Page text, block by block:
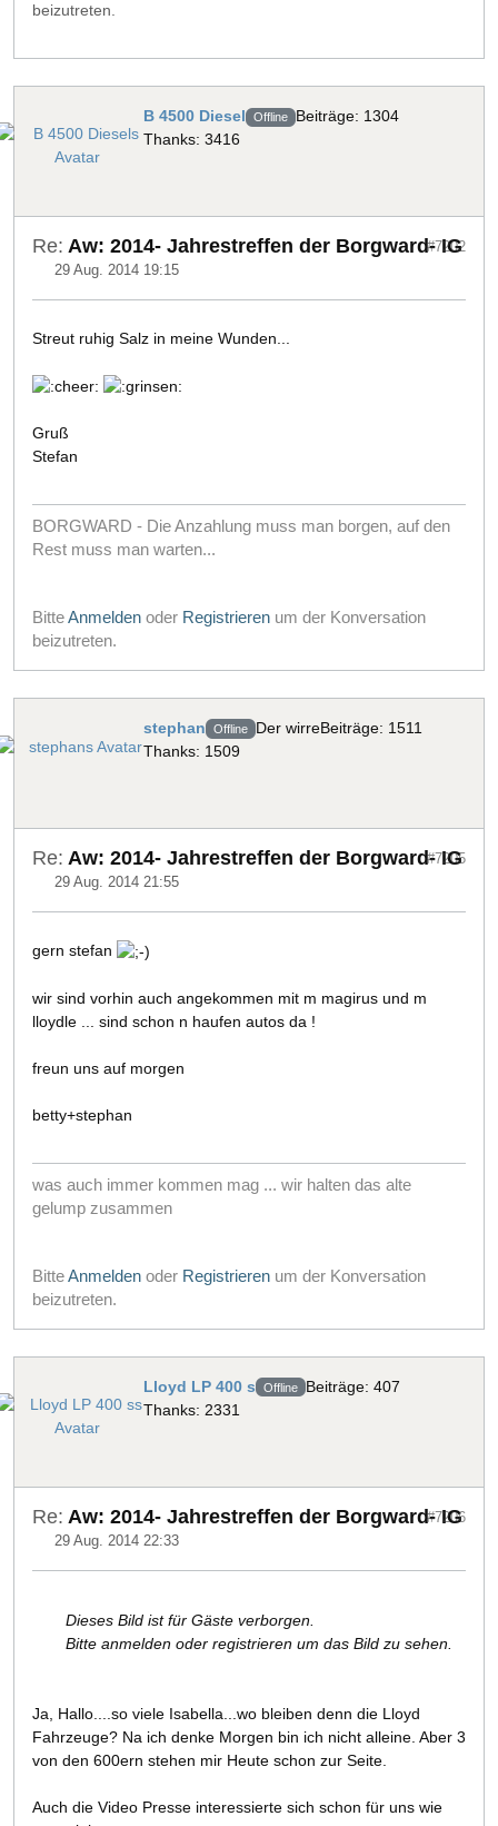
beizutreten.
B 4500 Diesel Offline Beiträge: 1304
Thanks: 3416
Re: Aw: 2014- Jahrestreffen der Borgward- IG
29 Aug. 2014 19:15
#7202
Streut ruhig Salz in meine Wunden...
Gruß
Stefan
BORGWARD - Die Anzahlung muss man borgen, auf den
Rest muss man warten...
BitteAnmelden oder Registrieren um der Konversation
beizutreten.
stephan Offline Der wirreBeiträge: 1511
Thanks: 1509
Re: Aw: 2014- Jahrestreffen der Borgward- IG
29 Aug. 2014 21:55
#7205
gern stefan
wir sind vorhin auch angekommen mit m magirus und m
lloydle ... sind schon n haufen autos da !
freun uns auf morgen
betty+stephan
was auch immer kommen mag ... wir halten das alte
gelump zusammen
BitteAnmelden oder Registrieren um der Konversation
beizutreten.
Lloyd LP 400 s Offline Beiträge: 407
Thanks: 2331
Re: Aw: 2014- Jahrestreffen der Borgward- IG
29 Aug. 2014 22:33
#7206
Dieses Bild ist für Gäste verborgen.
Bitte anmelden oder registrieren um das Bild zu sehen.
Ja, Hallo....so viele Isabella...wo bleiben denn die Lloyd
Fahrzeuge? Na ich denke Morgen bin ich nicht alleine. Aber 3
von den 600ern stehen mir Heute schon zur Seite.
Auch die Video Presse interessierte sich schon für uns wie